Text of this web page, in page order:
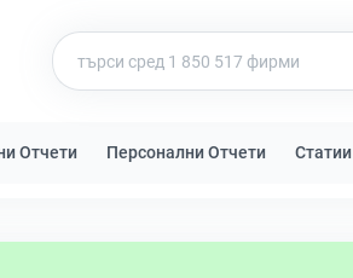
Отчети Персонални Отчети Статии